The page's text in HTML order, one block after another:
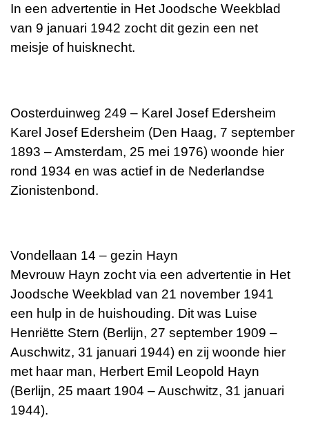
In een advertentie in Het Joodsche Weekblad
van 9 januari 1942 zocht dit gezin een net
meisje of huisknecht.
Oosterduinweg 249 – Karel Josef Edersheim
Karel Josef Edersheim (Den Haag, 7 september
1893 – Amsterdam, 25 mei 1976) woonde hier
rond 1934 en was actief in de Nederlandse
Zionistenbond.
Vondellaan 14 – gezin Hayn
Mevrouw Hayn zocht via een advertentie in Het
Joodsche Weekblad van 21 november 1941
een hulp in de huishouding. Dit was Luise
Henriëtte Stern (Berlijn, 27 september 1909 –
Auschwitz, 31 januari 1944) en zij woonde hier
met haar man, Herbert Emil Leopold Hayn
(Berlijn, 25 maart 1904 – Auschwitz, 31 januari
1944).